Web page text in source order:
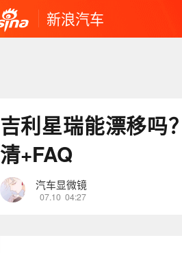
新浪汽车
吉利星瑞能漂移吗
清+FAQ
汽车显微镜
07.10 04:27